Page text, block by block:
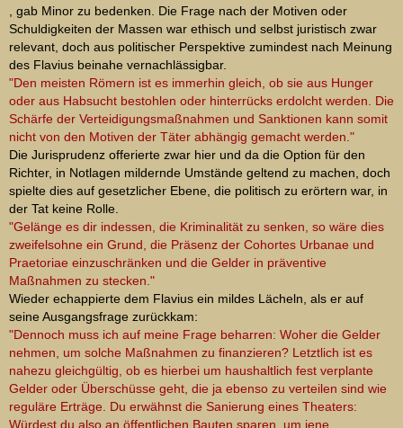
, gab Minor zu bedenken. Die Frage nach der Motiven oder
Schuldigkeiten der Massen war ethisch und selbst juristisch zwar
relevant, doch aus politischer Perspektive zumindest nach Meinung
des Flavius beinahe vernachlässigbar.
"Den meisten Römern ist es immerhin gleich, ob sie aus Hunger
oder aus Habsucht bestohlen oder hinterrücks erdolcht werden. Die
Schärfe der Verteidigungsmaßnahmen und Sanktionen kann somit
nicht von den Motiven der Täter abhängig gemacht werden."
Die Jurisprudenz offerierte zwar hier und da die Option für den
Richter, in Notlagen mildernde Umstände geltend zu machen, doch
spielte dies auf gesetzlicher Ebene, die politisch zu erörtern war, in
der Tat keine Rolle.
"Gelänge es dir indessen, die Kriminalität zu senken, so wäre dies
zweifelsohne ein Grund, die Präsenz der Cohortes Urbanae und
Praetoriae einzuschränken und die Gelder in präventive
Maßnahmen zu stecken."
Wieder echappierte dem Flavius ein mildes Lächeln, als er auf
seine Ausgangsfrage zurückkam:
"Dennoch muss ich auf meine Frage beharren: Woher die Gelder
nehmen, um solche Maßnahmen zu finanzieren? Letztlich ist es
nahezu gleichgültig, ob es hierbei um haushaltlich fest verplante
Gelder oder Überschüsse geht, die ja ebenso zu verteilen sind wie
reguläre Erträge. Du erwähnst die Sanierung eines Theaters:
Würdest du also an öffentlichen Bauten sparen, um jene